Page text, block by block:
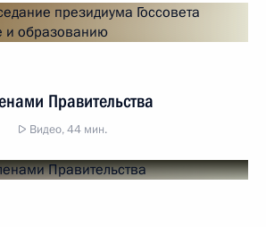
Правительства
Видео, 44 мин.